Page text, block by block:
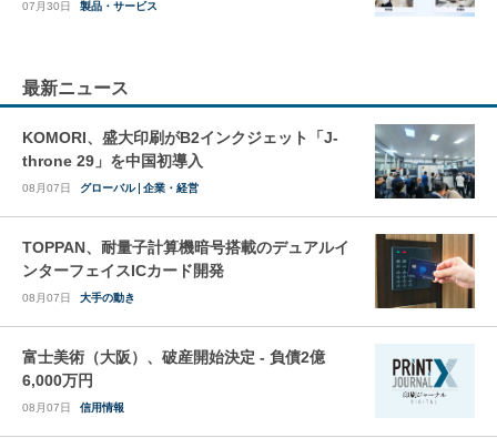
07月30日 製品・サービス
最新ニュース
KOMORI、盛大印刷がB2インクジェット「J-
throne 29」を中国初導入
08月07日 グローバル 企業・経営
TOPPAN、耐量子計算機暗号搭載のデュアルイ
ンターフェイスICカード開発
08月07日 大手の動き
富士美術（大阪）、破産開始決定 - 負債2億
6,000万円
08月07日 信用情報